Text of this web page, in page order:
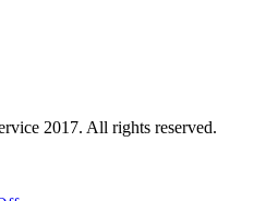
2017. All rights reserved.